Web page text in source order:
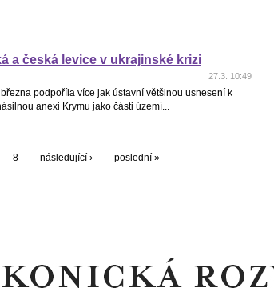
a česká levice v ukrajinské krizi
27.3. 10:49
podpoříla více jak ústavní většinou usnesení k
anexi Krymu jako části území...
8 následující › poslední »